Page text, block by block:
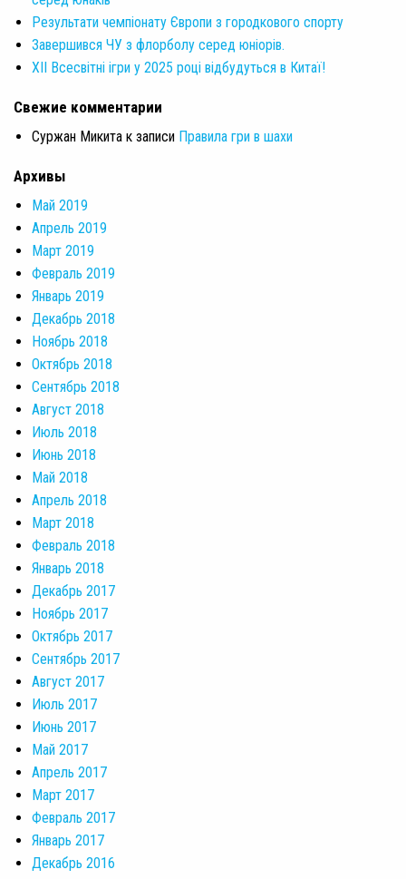
Результати чемпіонату Європи з городкового спорту
Завершився ЧУ з флорболу серед юніорів.
XII Всесвітні ігри у 2025 році відбудуться в Китаї!
Свежие комментарии
Суржан Микита к записи Правила гри в шахи
Архивы
Май 2019
Апрель 2019
Март 2019
Февраль 2019
Январь 2019
Декабрь 2018
Ноябрь 2018
Октябрь 2018
Сентябрь 2018
Август 2018
Июль 2018
Июнь 2018
Май 2018
Апрель 2018
Март 2018
Февраль 2018
Январь 2018
Декабрь 2017
Ноябрь 2017
Октябрь 2017
Сентябрь 2017
Август 2017
Июль 2017
Июнь 2017
Май 2017
Апрель 2017
Март 2017
Февраль 2017
Январь 2017
Декабрь 2016